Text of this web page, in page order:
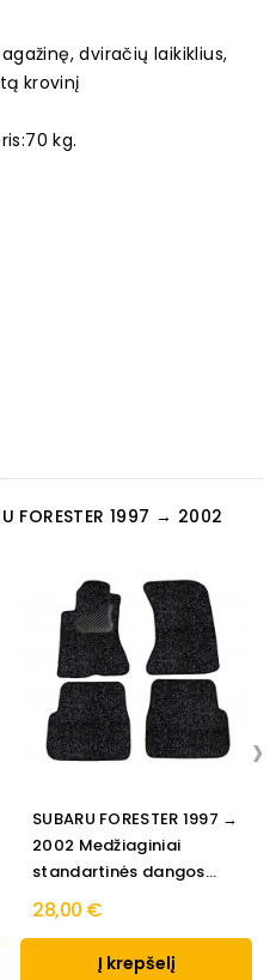
dviračių laikiklius,
krovinį
kg.
FORESTER 1997 → 2002
SUBARU FORESTER 1997 →
2002 Medžiaginiai
standartinės dangos...
28,00 €
Į krepšelį
›